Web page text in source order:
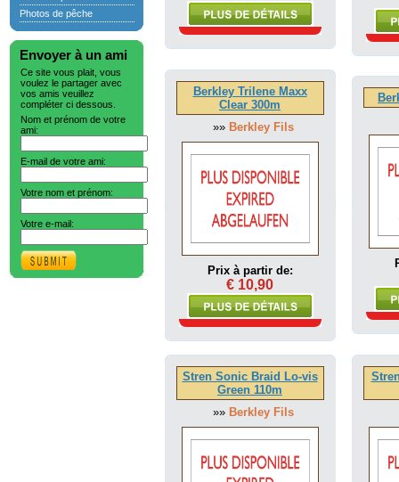
Photos de pêche
Envoyer à un ami
Ce site vous plait, vous
voulez le partager avec
vos amis veuillez
compléter ci dessous.
Nom et prénom de votre
ami:
E-mail de votre ami:
Votre nom et prénom:
Votre e-mail:
Berkley Trilene Maxx
Clear 300m
»» Berkley Fils
Prix à partir de:
€ 10,90
Stren Sonic Braid Lo-vis
Green 110m
»» Berkley Fils